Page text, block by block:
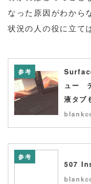
なった原因がわから
状況の人の役に立て
参考
ュー
液タブ
参考
507